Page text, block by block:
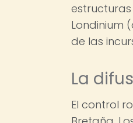
Londinium
de las
La
El control